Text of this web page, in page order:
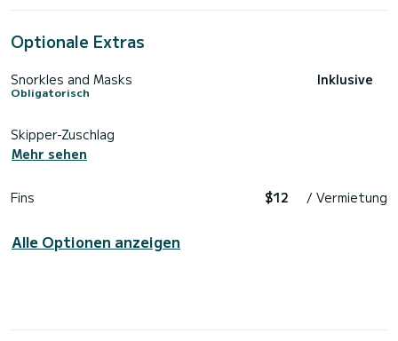
Optionale Extras
Snorkles and Masks
Obligatorisch
Inklusive
Skipper-Zuschlag
Mehr sehen
Fins $12 / Vermietung
Alle Optionen anzeigen